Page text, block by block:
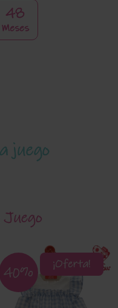
48
Meses
juego
¡Oferta!
40%